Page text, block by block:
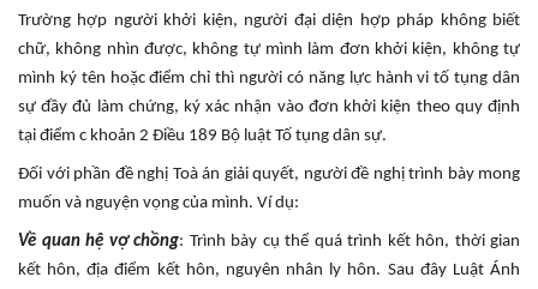
Trường hợp người khởi kiện, người đại diện hợp pháp không biết
chữ, không nhìn được, không tự mình làm đơn khởi kiện, không tự
mình ký tên hoặc điểm chỉ thì người có năng lực hành vi tố tụng dân
sự đầy đủ làm chứng, ký xác nhận vào đơn khởi kiện theo quy định
tại điểm c khoản 2 Điều 189 Bộ luật Tố tụng dân sự.
Đối với phần đề nghị Toà án giải quyết, người đề nghị trình bày mong
muốn và nguyện vọng của mình. Ví dụ:
Về quan hệ vợ chồng: Trình bày cụ thể quá trình kết hôn, thời gian
kết hôn, địa điểm kết hôn, nguyên nhân ly hôn. Sau đây Luật Ánh